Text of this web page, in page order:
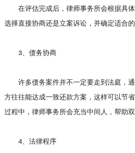
在评估完成后，律师事务所会根据具体
选择直接协商还是立案诉讼，并确定适合
3、债务协商
许多债务案件并不一定要走到法庭，通
方往往能达成一致还款方案，这样可以节
过程中，律师事务所会充当中间人，帮助双
4、法律程序